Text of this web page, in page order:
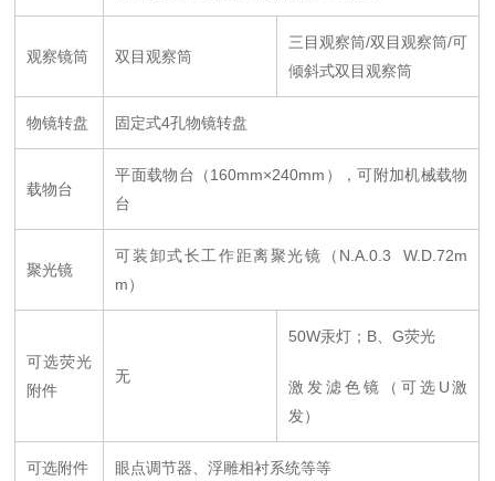
观察镜筒 双目观察筒
三目观察筒/双目观察筒/可
倾斜式双目观察筒
物镜转盘 固定式4孔物镜转盘
载物台
平面载物台 （160mm×240mm）
，可附加机械载物
台
聚光镜
可装卸式长工作距离聚光镜
（N.A.0.3 W.D.72m
m）
可选荧光
附件
无
50W汞灯； B 、G荧光
激发滤色镜 （ 可选 U激
发）
可选附件 眼点调节器、浮雕相衬系统等等